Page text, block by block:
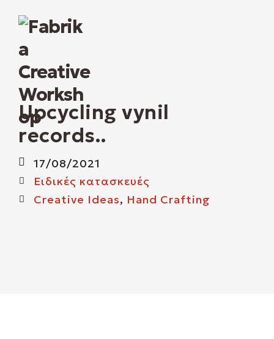
Upcycling vynil
records..
17/08/2021
Ειδικές κατασκευές
Creative Ideas, Hand Crafting